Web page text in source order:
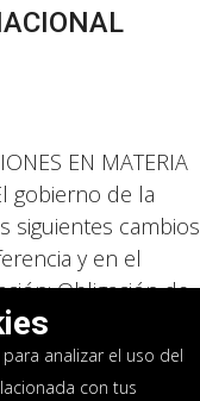
EN MATERIA
gobierno de la
siguientes cambios
y en el
Obligación de
analizar el uso del
con tus